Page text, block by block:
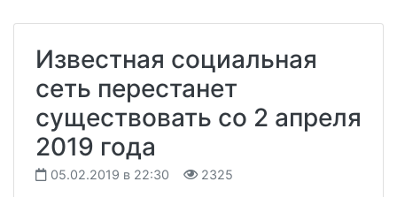
Известная социальная
сеть перестанет
существовать со 2 апреля
2019 года
05.02.2019 в 22:30 2325